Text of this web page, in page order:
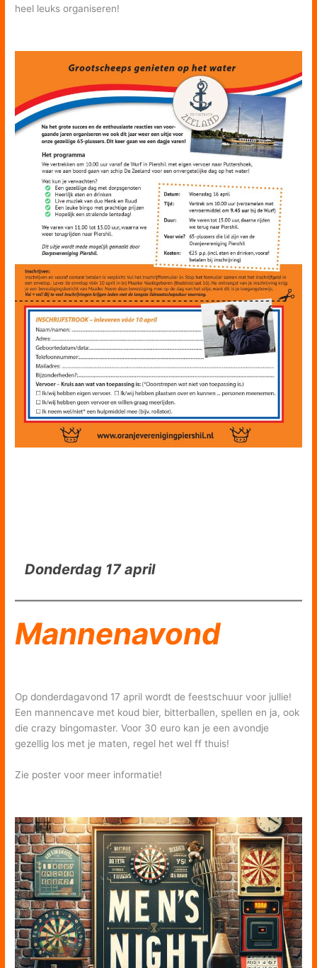
heel leuks organiseren!
Donderdag 17 april
Mannenavond
Op donderdagavond 17 april wordt de feestschuur voor jullie!
Een mannencave met koud bier, bitterballen, spellen en ja, ook
die crazy bingomaster. Voor 30 euro kan je een avondje
gezellig los met je maten, regel het wel ff thuis!
Zie poster voor meer informatie!